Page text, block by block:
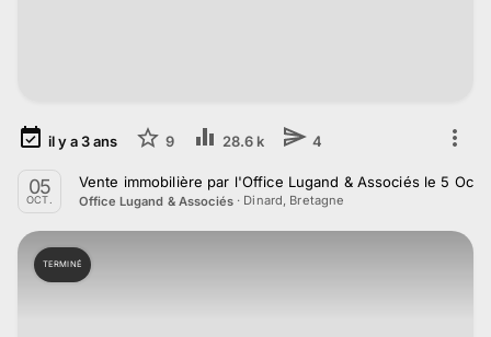
il y a3ans 9 28.6 k 4
05
OCT.
Vente immobilière par l'Office Lugand & Associés le 5
Office Lugand & Associés· Dinard, Bretagne
TERMINÉ